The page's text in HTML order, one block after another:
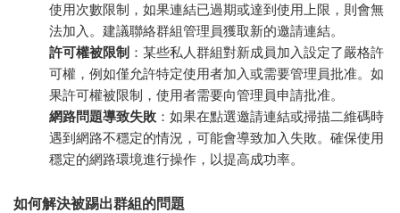
使用次數限制，如果連結已過期或達到使用上限，則會無
法加入。建議聯絡群組管理員獲取新的邀請連結。
許可權被限制 ：某些私人群組對新成員加入設定了嚴格許
可權，例如僅允許特定使用者加入或需要管理員批准。如
果許可權被限制，使用者需要向管理員申請批准。
網路問題導致失敗 ：如果在點選邀請連結或掃描二維碼時
遇到網路不穩定的情況，可能會導致加入失敗。確保使用
穩定的網路環境進行操作，以提高成功率。
如何解決被踢出群組的問題